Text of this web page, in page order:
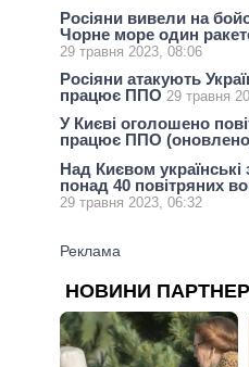
Росіяни вивели на
Чорне море один
29 травня 2023, 08:06
Росіяни атакують
працює ППО 29 травня
У Києві оголошено
працює ППО
Над Києвом
понад 40 повітряних
29 травня 2023, 06:32